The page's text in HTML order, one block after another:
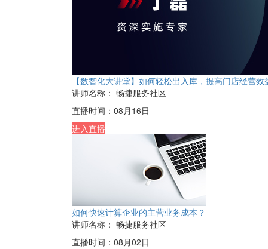
【数智化大讲堂】如何轻松出入库，提高门店经营
讲师名称： 畅捷服务社区
直播时间： 08月16日
进入直播
如何快速计算企业的主营业务成本？
讲师名称： 畅捷服务社区
直播时间： 08月02日